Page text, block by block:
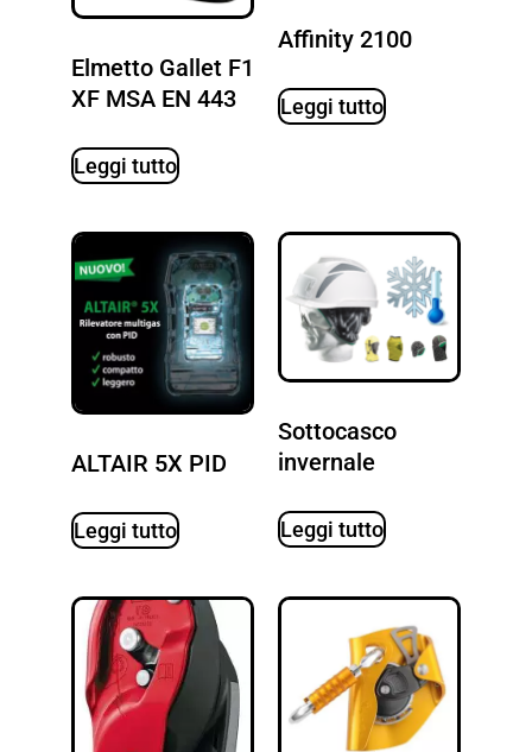
Elmetto Gallet F1
XF MSA EN 443
Leggi tutto
Affinity 2100
Leggi tutto
ALTAIR 5X PID
Leggi tutto
Sottocasco
invernale
Leggi tutto